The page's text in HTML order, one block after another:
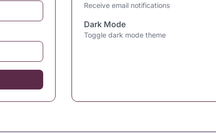
Receive email notifications
Dark Mode
Toggle dark mode theme